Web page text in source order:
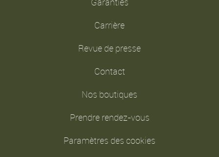
Carrière
Revue de presse
Contact
Nos boutiques
Prendre rendez-vous
Paramètres des cookies